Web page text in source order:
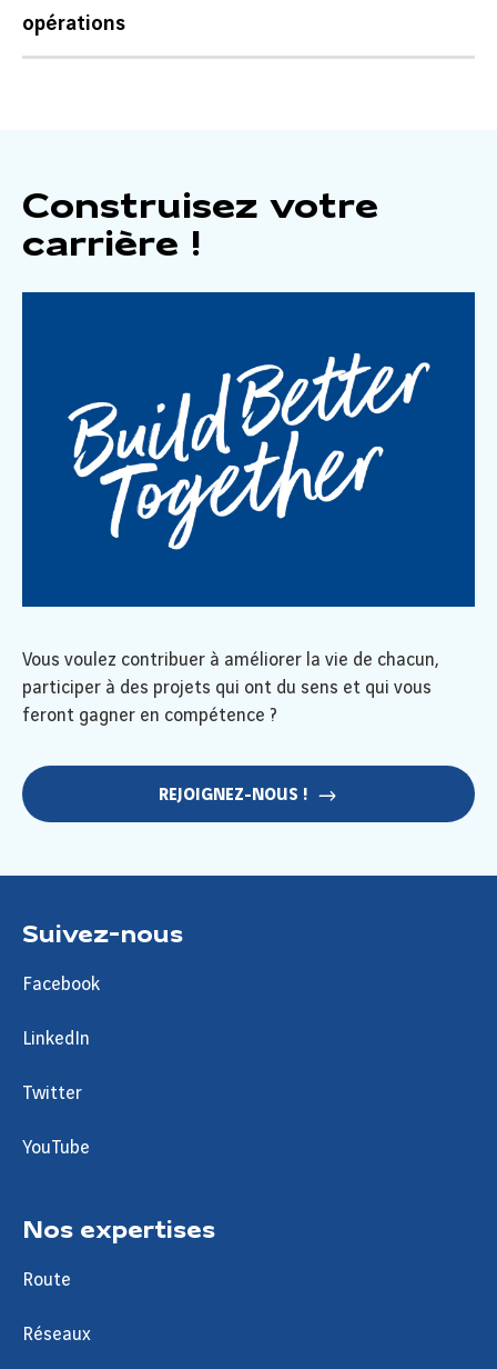
opérations
Construisez votre
carrière !
Vous voulez contribuer à améliorer la vie de chacun,
participer à des projets qui ont du sens et qui vous
feront gagner en compétence ?
REJOIGNEZ-NOUS !
Suivez-nous
Facebook
LinkedIn
Twitter
YouTube
Nos expertises
Route
Réseaux